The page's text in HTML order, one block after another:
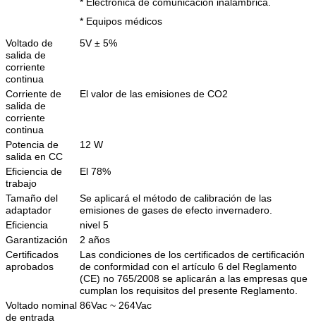
* Equipos médicos
Voltado de
salida de
corriente
continua
5V ± 5%
Corriente de
salida de
corriente
continua
El valor de las emisiones de CO2
Potencia de
salida en CC
12 W
Eficiencia de
trabajo
El 78%
Tamaño del
adaptador
Se aplicará el método de calibración de las
emisiones de gases de efecto invernadero.
Eficiencia
nivel 5
Garantización
2 años
Certificados
aprobados
Las condiciones de los certificados de certificación
de conformidad con el artículo 6 del Reglamento
(CE) no 765/2008 se aplicarán a las empresas que
cumplan los requisitos del presente Reglamento.
Voltado nominal
de entrada
86Vac ~ 264Vac